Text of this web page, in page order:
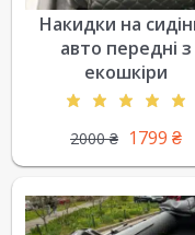
Накидки на
авто передні з
екошкіри
2000₴ 1799 ₴